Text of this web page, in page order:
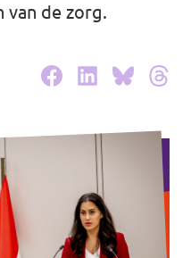
Volt
van de zorg.